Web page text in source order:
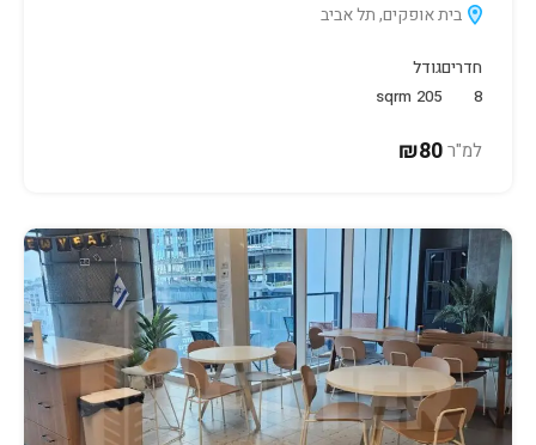
בית אופקים, תל אביב
חדרים
8
גודל
205
sqrm
למ"ר₪80